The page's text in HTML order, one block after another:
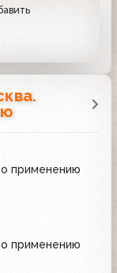
применению
применению